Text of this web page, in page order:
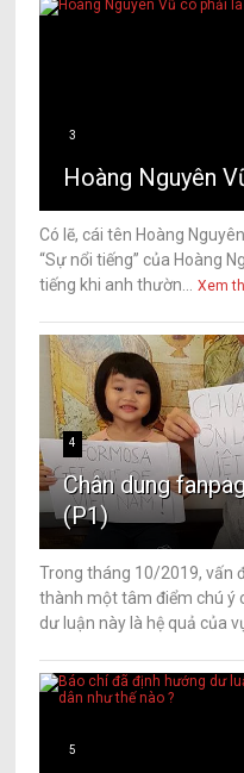
3
Hoàng Nguyên
Có lẽ, cái tên Hoàng
“Sự nổi tiếng” của Hoàng
tiếng khi anh thườn...
Xem
4
Chân dung
(P1)
Trong tháng 10/2019, vấn
thành một tâm điểm chú ý
dư luận này là hệ quả của vụ
5